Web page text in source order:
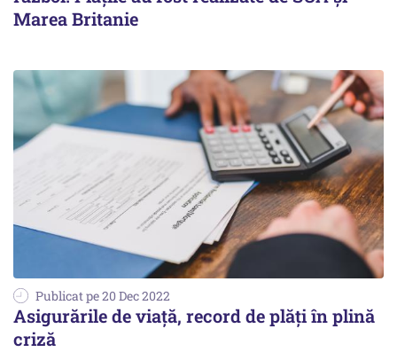
Marea Britanie
Publicat pe 20 Dec 2022
Asigurările de viață, record de plăți în plină
criză